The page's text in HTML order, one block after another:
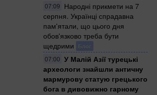
07:09
Народні прикмети на 7
серпня. Українці спрадавна
пам'ятали, що цього дня
обов'язково треба бути
щедрими
Блог
07:00
У Малій Азії турецькі
археологи знайшли античну
мармурову статую грецького
бога в дивовижно гарному